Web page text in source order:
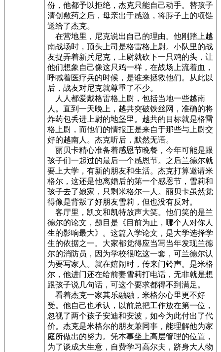
份，他都予以拒绝，杰克只能自己动手。替孩子
清创敷药之后，母亲出于感激，将脖子上的项链
送给了杰克。
在营地里，尼克说出自己的理由。他刚踏上越
南战场时，顶头上司是格雷格上尉。小队里的战
友捉弄着新兵尼克，上尉就砍下一只鸡的头，让
他们想象自己像这只鸡一样，在战场上流着血，
呼喊着医疗兵的时候，是谁来拯救他们。从此以
后，战友对尼克就尊重了不少。
人人都爱戴格雷格上尉，包括当地一些越南
人。直到一天晚上，越共突破铁丝网，准确的将
炸药包丢进上尉的地堡里。越共的目标就是格雷
格上尉，而他们的情报正是来自于那些与上尉交
好的越南人。杰克听后，默然无语。
丽贝卡精心准备着感恩节晚餐，今年可能是跟
孩子们一起过的最后一个感恩节。之后兰德尔就
要上大学，有新的朋友和生活。杰克打算邀请米
格尔，这还是他离婚后的第一个感恩节，雪莉和
孩子去了娘家，只剩米格尔一人。丽贝卡虽然觉
得像是背叛了好朋友雪莉，但也没有反对。
客厅里，凯文和凯特放声大笑。他们笑的是兰
德尔的论文，题目是《目前为止，哪个人对你人
生的影响最大》。这篇入学论文，是大学选择学
生的依据之一。大家都觉得应当写当年发现兰德
尔的消防员，因为学校很吃这一套，可兰德尔认
为要写家人。就在嬉闹时，传来门铃声。是米格
尔，他进门还在给前妻雪莉打电话，无非就是想
跟孩子说几句话，可这个要求都得不到满足。
看着杰克一家其乐融融，米格尔心里更不好
受。他自己也承认，以前总把工作放在第一位，
忽视了两个孩子安迪和安波，如今为此付出了代
价。杰克是米格尔的朋友兼同事，能理解他为家
庭所做出的努力。凭本事坐上高层管理的位置，
为了谈成大生意，自费学习高尔夫，跻身大人物